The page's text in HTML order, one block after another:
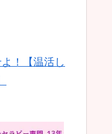
！【温活し